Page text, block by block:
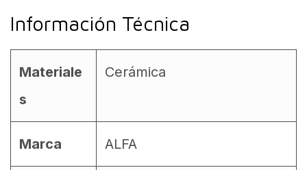
Información Técnica
Materiale
s
Cerámica
Marca ALFA